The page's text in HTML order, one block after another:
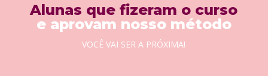
Alunas que fizeram o curso
e aprovam nosso método
VOCÊ VAI SER A PRÓXIMA!